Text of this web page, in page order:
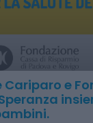
Cariparo e